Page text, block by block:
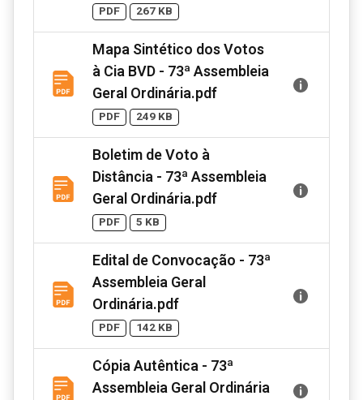
PDF 267 KB
Mapa Sintético dos Votos
à Cia BVD - 73ª Assembleia
Geral Ordinária.pdf
PDF 249 KB
Boletim de Voto à
Distância - 73ª Assembleia
Geral Ordinária.pdf
PDF 5 KB
Edital de Convocação - 73ª
Assembleia Geral
Ordinária.pdf
PDF 142 KB
Cópia Autêntica - 73ª
Assembleia Geral Ordinária